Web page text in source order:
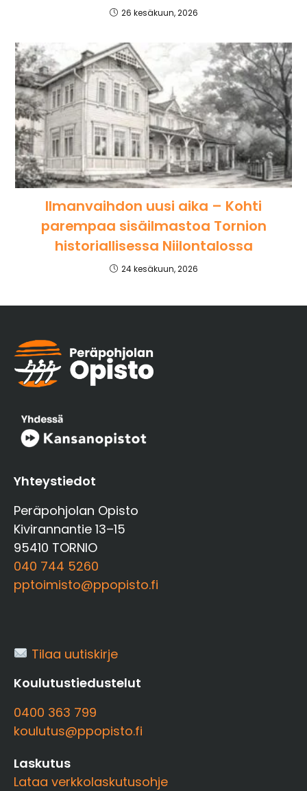
26 kesäkuun, 2026
Ilmanvaihdon uusi aika – Kohti
parempaa sisäilmastoa Tornion
historiallisessa Niilontalossa
24 kesäkuun, 2026
Yhteystiedot
Peräpohjolan Opisto
Kivirannantie 13–15
95410 TORNIO
040 744 5260
pptoimisto@ppopisto.fi
Tilaa uutiskirje
Koulutustiedustelut
0400 363 799
koulutus@ppopisto.fi
Laskutus
Lataa verkkolaskutusohje